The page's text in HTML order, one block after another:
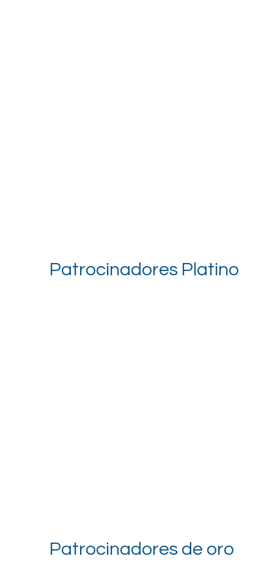
Patrocinadores Platino
Patrocinadores de oro